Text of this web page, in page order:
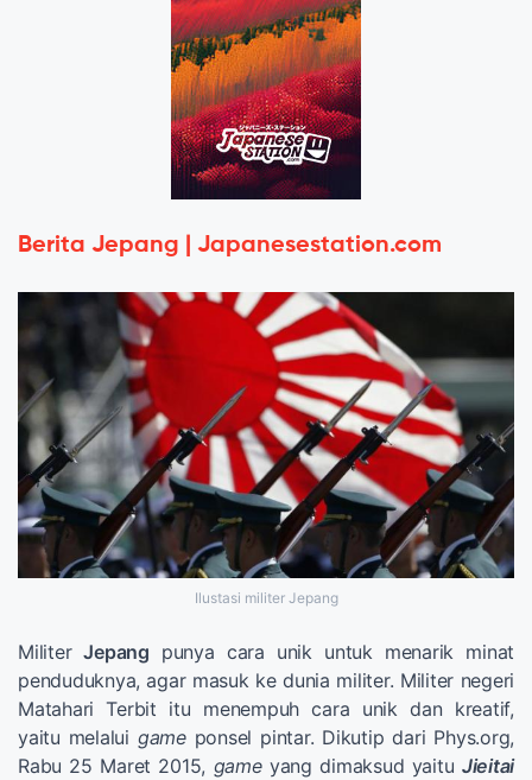
Berita Jepang | Japanesestation.com
Ilustasi militer Jepang
MiliterJepang punya cara unik untuk menarik minat
penduduknya, agar masuk ke dunia militer. Militer negeri
Matahari Terbit itu menempuh cara unik dan kreatif,
yaitu melalui gameponsel pintar. Dikutip dari Phys.org,
Rabu 25 Maret 2015, gameyang dimaksud yaitu Jieitai